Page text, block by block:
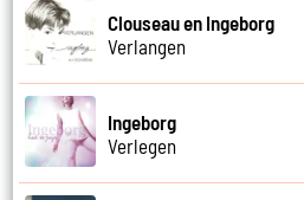
Clouseau en Ingeborg
Verlangen
Ingeborg
Verlegen